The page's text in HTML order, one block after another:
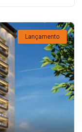
Lançamento